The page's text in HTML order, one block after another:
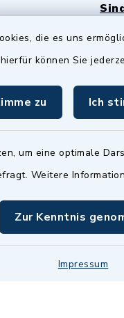
die es uns
können Sie
zu Ich
um eine optimale
Weitere
Zur Kenntnis
Impressum